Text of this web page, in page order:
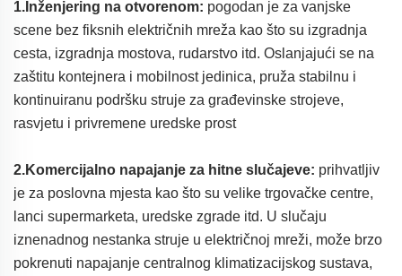
1.Inženjering na otvorenom: pogodan je za vanjske
scene bez fiksnih električnih mreža kao što su izgradnja
cesta, izgradnja mostova, rudarstvo itd. Oslanjajući se na
zaštitu kontejnera i mobilnost jedinica, pruža stabilnu i
kontinuiranu podršku struje za građevinske strojeve,
rasvjetu i privremene uredske prost
2.Komercijalno napajanje za hitne slučajeve: prihvatljiv
je za poslovna mjesta kao što su velike trgovačke centre,
lanci supermarketa, uredske zgrade itd. U slučaju
iznenadnog nestanka struje u električnoj mreži, može brzo
pokrenuti napajanje centralnog klimatizacijskog sustava,